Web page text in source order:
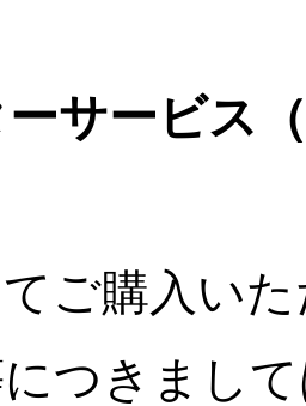
サービス
ご購入い
つきまし